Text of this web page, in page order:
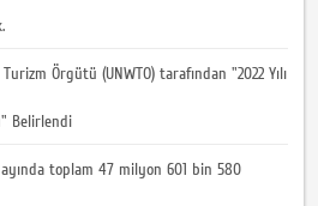
Örgütü (UNWTO) tarafından "2022 Yılı
Belirlendi
ayında toplam 47 milyon 601 bin 580